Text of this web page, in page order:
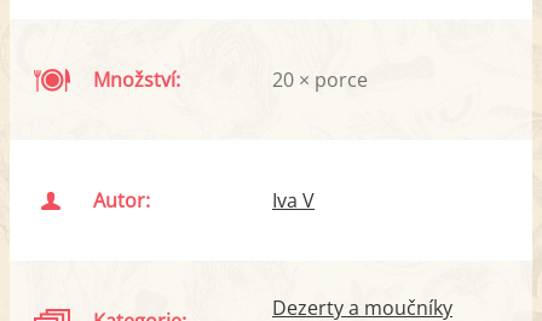
Množství: 20 × porce
Autor: Iva V
Dezerty a moučníky